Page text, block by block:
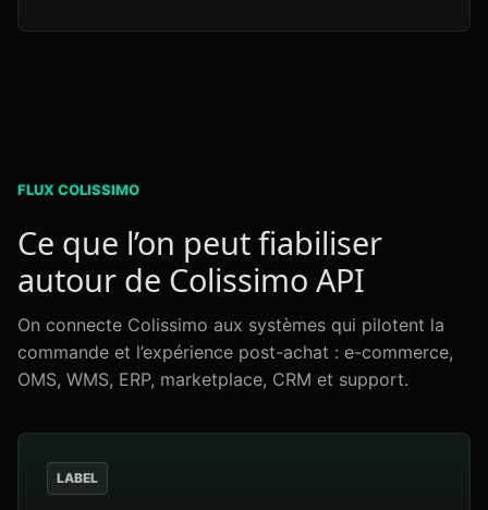
FLUX COLISSIMO
Ce que l’on peut fiabiliser
autour de Colissimo API
On connecte Colissimo aux systèmes qui pilotent la
commande et l’expérience post-achat : e-commerce,
OMS, WMS, ERP, marketplace, CRM et support.
LABEL